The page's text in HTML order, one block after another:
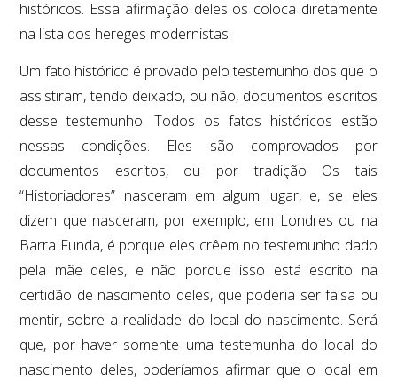
históricos. Essa afirmação deles os coloca diretamente
na lista dos hereges modernistas.
Um fato histórico é provado pelo testemunho dos que o
assistiram, tendo deixado, ou não, documentos escritos
desse testemunho. Todos os fatos históricos estão
nessas condições. Eles são comprovados por
documentos escritos, ou por tradição Os tais
“Historiadores” nasceram em algum lugar, e, se eles
dizem que nasceram, por exemplo, em Londres ou na
Barra Funda, é porque eles crêem no testemunho dado
pela mãe deles, e não porque isso está escrito na
certidão de nascimento deles, que poderia ser falsa ou
mentir, sobre a realidade do local do nascimento. Será
que, por haver somente uma testemunha do local do
nascimento deles, poderíamos afirmar que o local em